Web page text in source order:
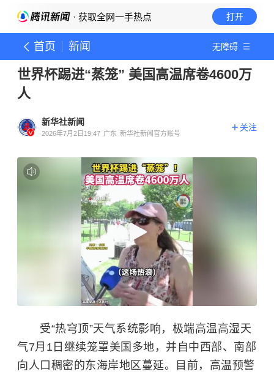
· 获取全网一手热点 打开
首页 新闻 无障碍
世界杯踢进“蒸笼” 美国高温席卷4600万
人
新华社新闻
2026年7月2日19:47 广东 新华社新闻官方账号
关注
受“热穹顶”天气系统影响，极端高温高湿天
气7月1日继续笼罩美国多地，并自中西部、南部
向人口稠密的东海岸地区蔓延。目前，高温预警